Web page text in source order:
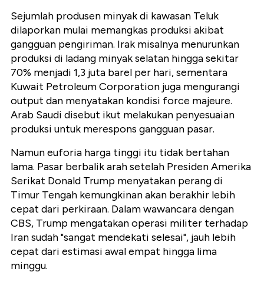
Sejumlah produsen minyak di kawasan Teluk
dilaporkan mulai memangkas produksi akibat
gangguan pengiriman. Irak misalnya menurunkan
produksi di ladang minyak selatan hingga sekitar
70% menjadi 1,3 juta barel per hari, sementara
Kuwait Petroleum Corporation juga mengurangi
output dan menyatakan kondisi force majeure.
Arab Saudi disebut ikut melakukan penyesuaian
produksi untuk merespons gangguan pasar.
Namun euforia harga tinggi itu tidak bertahan
lama. Pasar berbalik arah setelah Presiden Amerika
Serikat Donald Trump menyatakan perang di
Timur Tengah kemungkinan akan berakhir lebih
cepat dari perkiraan. Dalam wawancara dengan
CBS, Trump mengatakan operasi militer terhadap
Iran sudah "sangat mendekati selesai", jauh lebih
cepat dari estimasi awal empat hingga lima
minggu.